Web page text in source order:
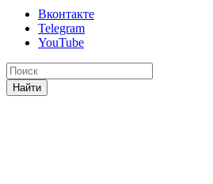
Вконтакте
Telegram
YouTube
Найти